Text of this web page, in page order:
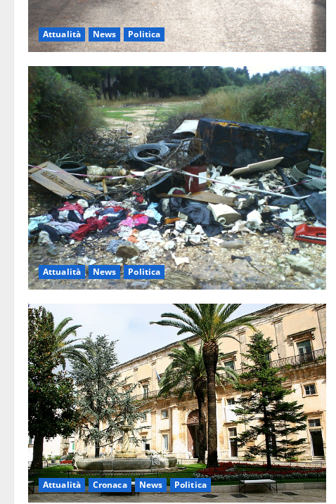
Attualità News Politica
Attualità News Politica
Attualità Cronaca News Politica